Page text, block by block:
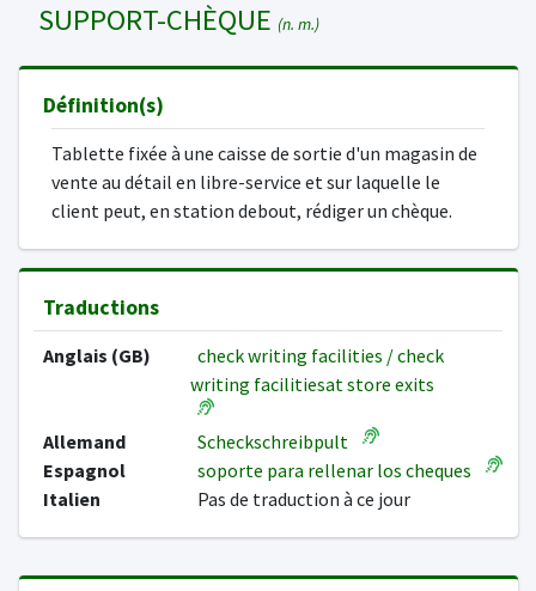
SUPPORT-CHÈQUE (n. m.)
Définition(s)
Tablette fixée à une caisse de sortie d'un magasin de
vente au détail en libre-service et sur laquelle le
client peut, en station debout, rédiger un chèque.
Traductions
Anglais (GB)
check writing facilities / check
writing facilitiesat store exits
Allemand
Scheckschreibpult
Espagnol
soporte para rellenar los cheques
Italien
Pas de traduction à ce jour